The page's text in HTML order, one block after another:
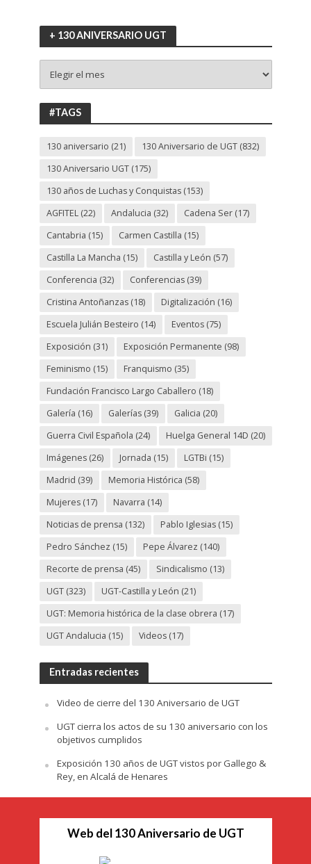
+ 130 ANIVERSARIO UGT
130
ANIVERSARIO
UGT
#TAGS
130 aniversario (21) 130 Aniversario de UGT(832)
130 Aniversario UGT(175)
130 años de Luchas y Conquistas(153)
AGFITEL(22) Andalucia (32) Cadena Ser(17)
Cantabria (15) Carmen Castilla (15)
Castilla La Mancha (15) Castilla y León (57)
Conferencia (32) Conferencias(39)
Cristina Antoñanzas(18) Digitalización (16)
Escuela Julián Besteiro (14) Eventos(75)
Exposición (31) Exposición Permanente (98)
Feminismo (15) Franquismo (35)
Fundación Francisco Largo Caballero (18)
Galería (16) Galerías(39) Galicia (20)
Guerra Civil Española (24) Huelga General 14D (20)
Imágenes(26) Jornada (15) LGTBi (15)
Madrid (39) Memoria Histórica (58)
Mujeres(17) Navarra (14)
Noticias de prensa (132) Pablo Iglesias(15)
Pedro Sánchez (15) Pepe Álvarez (140)
Recorte de prensa (45) Sindicalismo (13)
UGT(323) UGT-Castilla y León (21)
UGT: Memoria histórica de la clase obrera (17)
UGT Andalucia (15) Videos(17)
Entradas recientes
Video de cierre del 130 Aniversario de UGT
UGT cierra los actos de su 130 aniversario con los
objetivos cumplidos
Exposición 130 años de UGT vistos por Gallego &
Rey, en Alcalá de Henares
Web del 130 Aniversario de UGT